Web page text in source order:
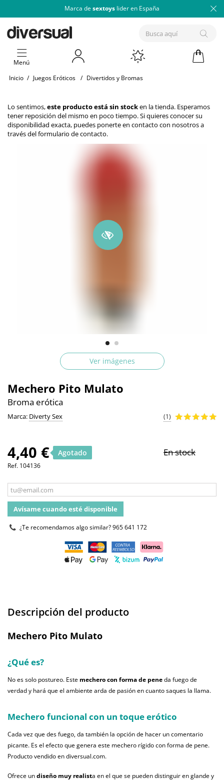
Marca de sextoys lider en España
Menú
Inicio / Juegos Eróticos / Divertidos y Bromas
Lo sentimos,este producto está sin stocken la tienda. Esperamos
tener reposición del mismo en poco tiempo. Si quieres conocer su
disponibilidad exacta, puedes ponerte en contacto con nosotros a
través delformulario de contacto.
Ver imágenes
Mechero Pito Mulato
Broma erótica
Marca: Diverty Sex (1)
4,40 € Agotado En stock
Ref. 104136
Avísame cuando esté disponible
¿Te recomendamos algo similar?965 641 172
Descripción del producto
Mechero Pito Mulato
¿Qué es?
No es solo postureo. Este mechero con forma de peneda fuego de
verdad y hará que el ambiente arda de pasión en cuanto saques la llama.
Mechero funcional con un toque erótico
Cada vez que des fuego, da también la opción de hacer un comentario
picante. Es el efecto que genera este mechero rígido con forma de pene.
Producto vendido en diversual.com.
Ofrece undiseño muy realista en el que se pueden distinguir en glande y